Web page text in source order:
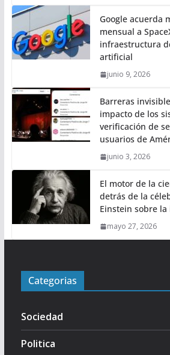
Google acuerda
mensual a
infraestructura
artificial
junio 9, 2026
Barreras
impacto de los
verificación de
usuarios de
junio 3, 2026
El motor de la
detrás de la
Einstein sobre
mayo 27, 2026
Categorias
Sociedad
Politica